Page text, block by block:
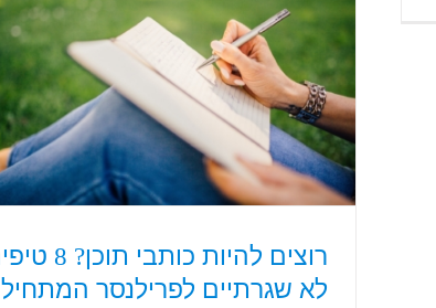
רוצים להיות כותבי
לא שגרתיים לפרילנסר